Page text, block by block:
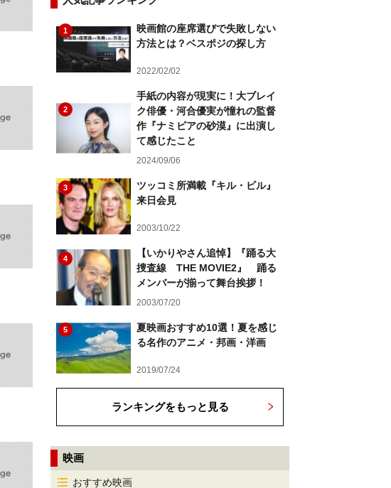
1
映画館の座席選びで失敗しない
方法とは？ベスポジの探し方
2022/02/02
2
手紙の内容が現実に！大ブレイ
ク俳優・河合優実が憧れの監督
作『ナミビアの砂漠』に出演し
て感じたこと
2024/09/06
3
ツッコミ所満載『キル・ビル』
来日会見
2003/10/22
4
【いかりやさん追悼】『踊る大
捜査線 THE MOVIE2』 踊る
メンバーが揃って舞台挨拶！
2003/07/20
5
夏映画おすすめ10選！夏を感じ
る名作のアニメ・邦画・洋画
2019/07/24
ランキングをもっと見る
映画
おすすめ映画